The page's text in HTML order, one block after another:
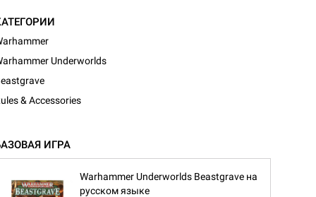
Underworlds
& Accessories
ИГРА
Warhammer Underworlds Beastgrave на
русском языке